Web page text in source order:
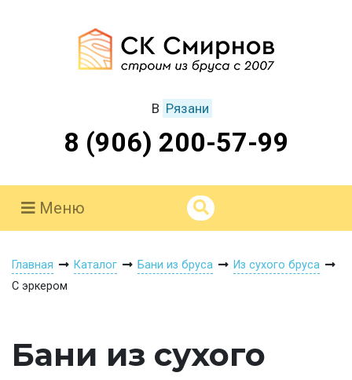
В Рязани
8 (906) 200-57-99
Меню
Главная Каталог Бани из бруса
Из сухого бруса
С эркером
Бани из сухого